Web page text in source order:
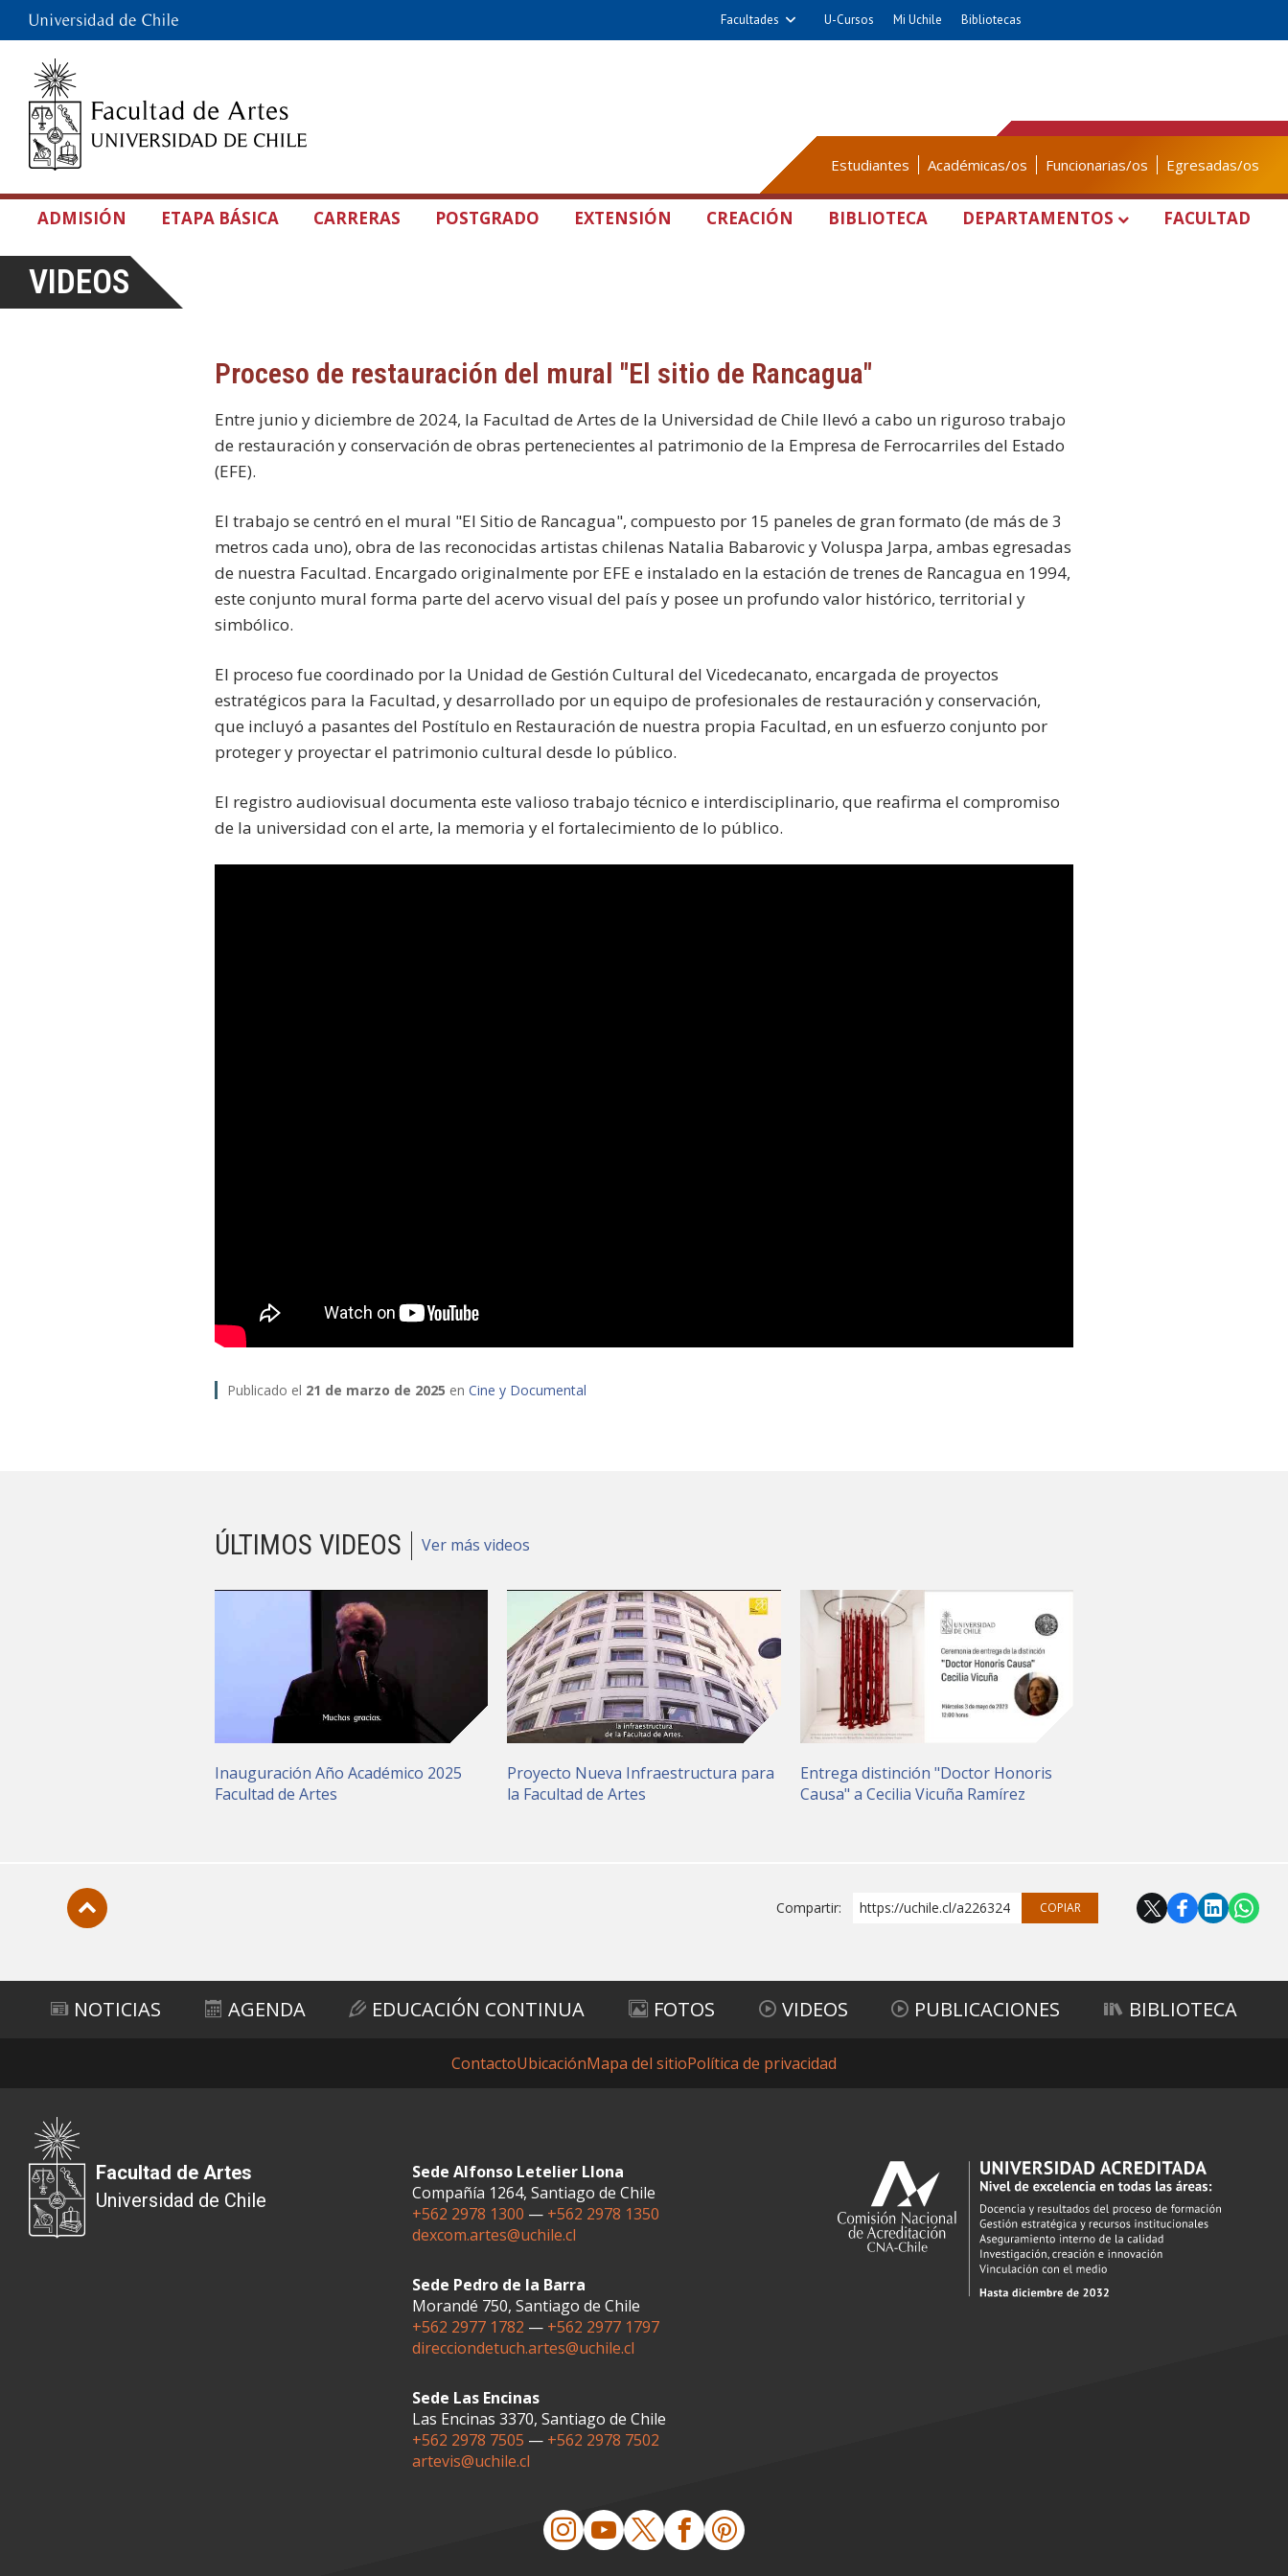
Facultades U-Cursos Mi Uchile Bibliotecas
Estudiantes Académicas/os Funcionarias/os Egresadas/os
ADMISIÓN ETAPA BÁSICA CARRERAS POSTGRADO EXTENSIÓN CREACIÓN BIBLIOTECA DEPARTAMENTOS FACULTAD
VIDEOS
Proceso de restauración del mural "El sitio de Rancagua"
Entre junio y diciembre de 2024, la Facultad de Artes de la Universidad de Chile llevó a cabo un riguroso trabajo
de restauración y conservación de obras pertenecientes al patrimonio de la Empresa de Ferrocarriles del Estado
(EFE).
El trabajo se centró en el mural "El Sitio de Rancagua", compuesto por 15 paneles de gran formato (de más de 3
metros cada uno), obra de las reconocidas artistas chilenas Natalia Babarovic y Voluspa Jarpa, ambas egresadas
de nuestra Facultad. Encargado originalmente por EFE e instalado en la estación de trenes de Rancagua en 1994,
este conjunto mural forma parte del acervo visual del país y posee un profundo valor histórico, territorial y
simbólico.
El proceso fue coordinado por la Unidad de Gestión Cultural del Vicedecanato, encargada de proyectos
estratégicos para la Facultad, y desarrollado por un equipo de profesionales de restauración y conservación,
que incluyó a pasantes del Postítulo en Restauración de nuestra propia Facultad, en un esfuerzo conjunto por
proteger y proyectar el patrimonio cultural desde lo público.
El registro audiovisual documenta este valioso trabajo técnico e interdisciplinario, que reafirma el compromiso
de la universidad con el arte, la memoria y el fortalecimiento de lo público.
Publicado el 21 de marzo de 2025 enCine y Documental
ÚLTIMOS VIDEOS Ver más videos
Inauguración Año Académico 2025
Facultad de Artes
Proyecto Nueva Infraestructura para
la Facultad de Artes
Entrega distinción "Doctor Honoris
Causa" a Cecilia Vicuña Ramírez
Compartir: https://uchile.cl/a226324 COPIAR
NOTICIAS AGENDA EDUCACIÓN CONTINUA FOTOS VIDEOS PUBLICACIONES BIBLIOTECA
ContactoUbicaciónMapa del sitioPolítica de privacidad
Facultad de Artes
Universidad de Chile
Sede Alfonso Letelier Llona
Compañía 1264, Santiago de Chile
+562 2978 1300 — +562 2978 1350
dexcom.artes@uchile.cl
Sede Pedro de la Barra
Morandé 750, Santiago de Chile
+562 2977 1782 — +562 2977 1797
direcciondetuch.artes@uchile.cl
Sede Las Encinas
Las Encinas 3370, Santiago de Chile
+562 2978 7505 — +562 2978 7502
artevis@uchile.cl